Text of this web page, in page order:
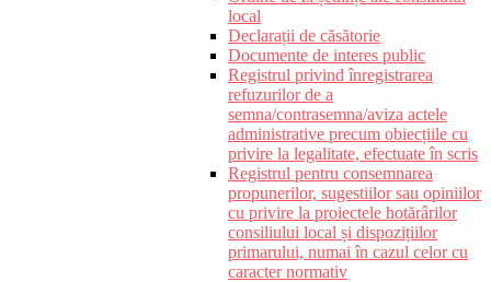
local
Declarații de căsătorie
Documente de interes public
Registrul privind înregistrarea
refuzurilor de a
semna/contrasemna/aviza actele
administrative precum obiecțiile cu
privire la legalitate, efectuate în scris
Registrul pentru consemnarea
propunerilor, sugestiilor sau opiniilor
cu privire la proiectele hotărârilor
consiliului local și dispozițiilor
primarului, numai în cazul celor cu
caracter normativ